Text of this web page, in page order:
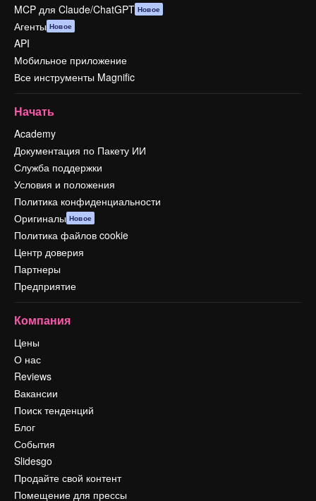
MCP для Claude/ChatGPT Новое
Агенты Новое
API
Мобильное приложение
Все инструменты Magnific
Начать
Academy
Документация по Пакету ИИ
Служба поддержки
Условия и положения
Политика конфиденциальности
Оригиналы Новое
Политика файлов cookie
Центр доверия
Партнеры
Предприятие
Компания
Цены
О нас
Reviews
Вакансии
Поиск тенденций
Блог
События
Slidesgo
Продайте свой контент
Помещение для прессы